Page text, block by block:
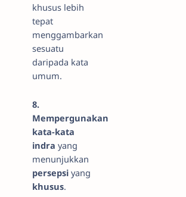
khusus lebih
tepat
menggambarkan
sesuatu
daripada kata
umum.
8.
Mempergunakan
kata-kata
indra yang
menunjukkan
persepsi yang
khusus.